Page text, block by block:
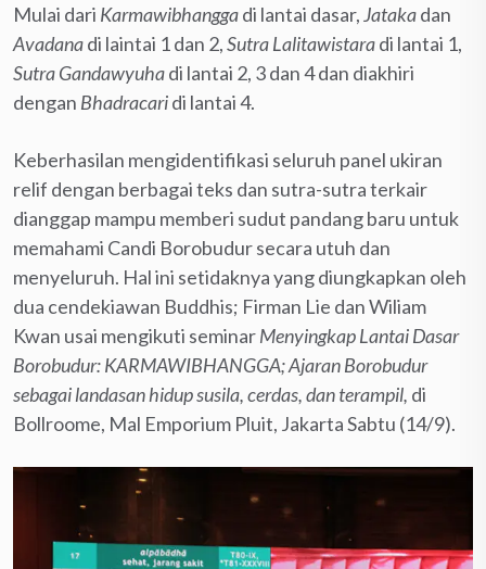
Mulai dari Karmawibhanggadi lantai dasar,Jatakadan
Avadanadi laintai 1 dan 2,Sutra Lalitawistaradi lantai 1,
Sutra Gandawyuhadi lantai 2, 3 dan 4 dan diakhiri
dengan Bhadracaridi lantai 4.
Keberhasilan mengidentifikasi seluruh panel ukiran
relif dengan berbagai teks dan sutra-sutra terkair
dianggap mampu memberi sudut pandang baru untuk
memahami Candi Borobudur secara utuh dan
menyeluruh. Hal ini setidaknya yang diungkapkan oleh
dua cendekiawan Buddhis; Firman Lie dan Wiliam
Kwan usai mengikuti seminarMenyingkap Lantai Dasar
Borobudur: KARMAWIBHANGGA; Ajaran Borobudur
sebagai landasan hidup susila, cerdas, dan terampil, di
Bollroome, Mal Emporium Pluit, Jakarta Sabtu (14/9).